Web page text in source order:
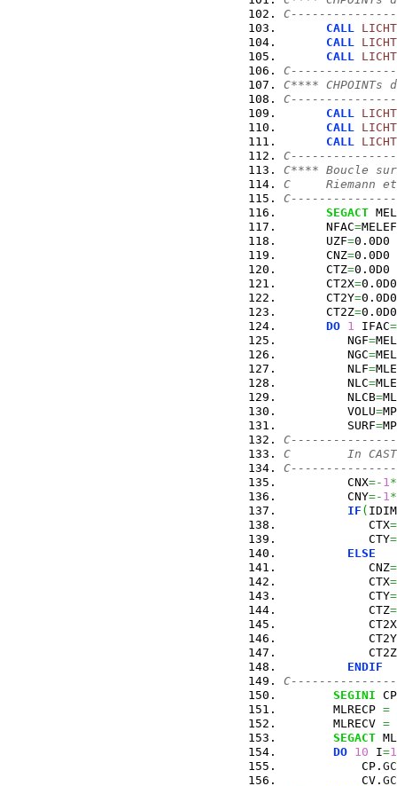
CALL
LICHT
CALL
LICHT
CALL
LICHT
C**** CHPOINTs
CALL
LICHT
CALL
LICHT
CALL
LICHT
C**** Boucle
C     Riemann
SEGACT
      NFAC
=
      UZF
=0.0D0
      CNZ
=0.0D0
      CTZ
=0.0D0
      CT2X
=0.0D0
      CT2Y
=0.0D0
      CT2Z
=0.0D0
DO 1 IFAC=
         NGF
=
         NGC
=
         NLF
=
         NLC
=
         NLCB
=
         VOLU
=
         SURF
=
C        In
         CNX
=- 1 *
         CNY
=- 1 *
IF (
            CTX
            CTY
=
ELSE
            CNZ
            CTX
            CTY
            CTZ
            CT2X
            CT2Y
            CT2Z
ENDIF
SEGINI
       MLRECP
=
       MLRECV
=
SEGACT
DO 10 I=1
           CP.
GC
           CV.
GC